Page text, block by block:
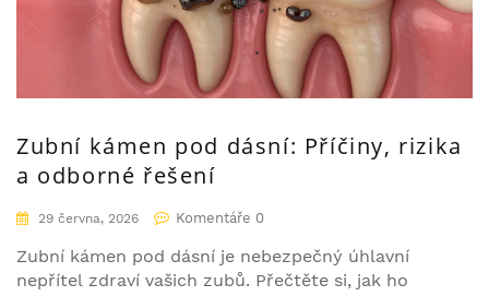
Zubní kámen pod dásní: Příčiny, rizika
a odborné řešení
29 června, 2026 Komentáře 0
Zubní kámen pod dásní je nebezpečný úhlavní
nepřítel zdraví vašich zubů. Přečtěte si, jak ho